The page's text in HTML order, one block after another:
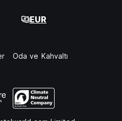
EUR
Oda ve Kahvaltı